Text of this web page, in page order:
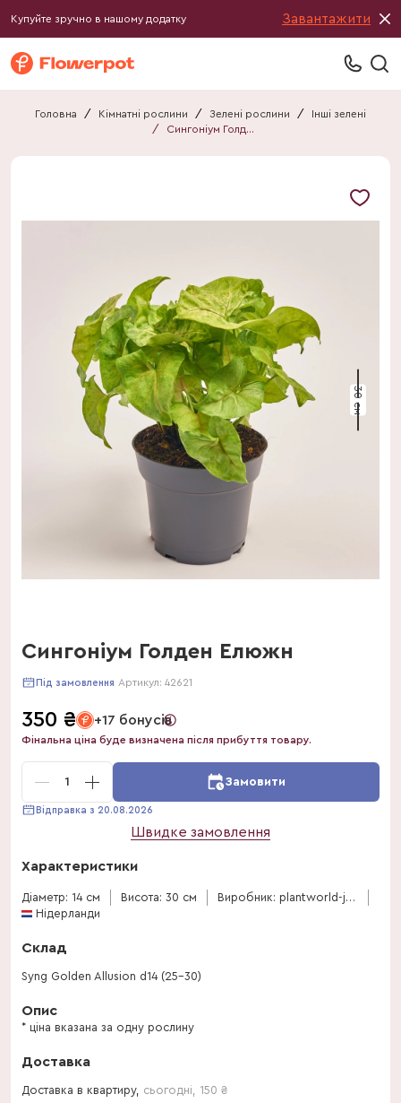
Купуйте зручно в нашому додатку Завантажити
Головна / Кімнатні рослини / Зелені рослини /
Інші зелені
/
Сингоніум Голден Елюжн
30 см
Сингоніум Голден Елюжн
Під замовлення Артикул: 42621
350 ₴ +17 бонусів
Фінальна ціна буде визначена після прибуття товару.
1 Замовити
Відправка з 20.08.2026
Швидке замовлення
Характеристики
Діаметр: 14 см Висота: 30 см
Виробник: plantworld-jogrow
Нідерланди
Склад
Syng Golden Allusion d14 (25-30)
Опис
* ціна вказана за одну рослину
Доставка
Доставка в квартиру, сьогодні 150 ₴